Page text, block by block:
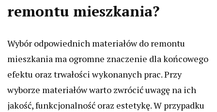
remontu mieszkania?
Wybór odpowiednich materiałów do remontu
mieszkania ma ogromne znaczenie dla końcowego
efektu oraz trwałości wykonanych prac. Przy
wyborze materiałów warto zwrócić uwagę na ich
jakość, funkcjonalność oraz estetykę. W przypadku